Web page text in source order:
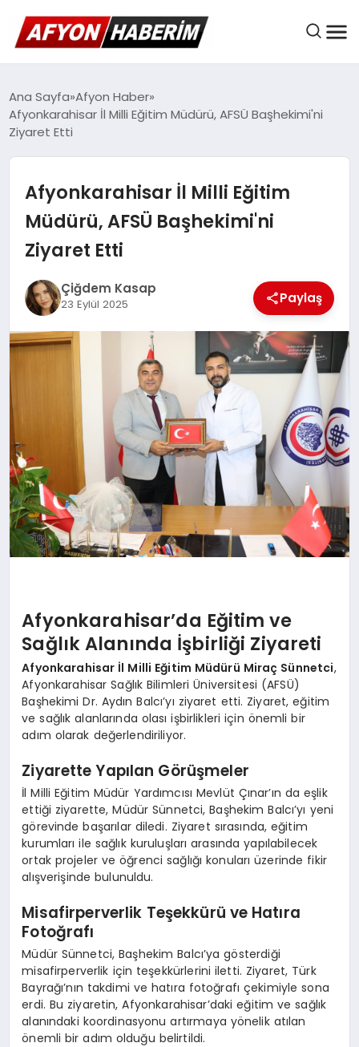
AFYON HABER
GÜNDEM
BELEDIYELER
DÜNYA
MAGAZIN
SAĞLIK
Ana Sayfa Afyon Haber
Afyonkarahisar İl Milli Eğitim Müdürü, AFSÜ Başhekimi'ni
Ziyaret Etti
Afyonkarahisar İl Milli Eğitim
Müdürü, AFSÜ Başhekimi'ni
Ziyaret Etti
Çiğdem Kasap
23 Eylül 2025 Paylaş
Afyonkarahisar’da Eğitim ve
Sağlık Alanında İşbirliği Ziyareti
Afyonkarahisar İl Milli Eğitim Müdürü Miraç Sünnetci,
Afyonkarahisar Sağlık Bilimleri Üniversitesi (AFSÜ)
Başhekimi Dr. Aydın Balcı’yı ziyaret etti. Ziyaret, eğitim
ve sağlık alanlarında olası işbirlikleri için önemli bir
adım olarak değerlendiriliyor.
Ziyarette Yapılan Görüşmeler
İl Milli Eğitim Müdür Yardımcısı Mevlüt Çınar’ın da eşlik
ettiği ziyarette, Müdür Sünnetci, Başhekim Balcı’yı yeni
görevinde başarılar diledi. Ziyaret sırasında, eğitim
kurumları ile sağlık kuruluşları arasında yapılabilecek
ortak projeler ve öğrenci sağlığı konuları üzerinde fikir
alışverişinde bulunuldu.
Misafirperverlik Teşekkürü ve Hatıra
Fotoğrafı
Müdür Sünnetci, Başhekim Balcı’ya gösterdiği
misafirperverlik için teşekkürlerini iletti. Ziyaret, Türk
Bayrağı’nın takdimi ve hatıra fotoğrafı çekimiyle sona
erdi. Bu ziyaretin, Afyonkarahisar’daki eğitim ve sağlık
alanındaki koordinasyonu artırmaya yönelik atılan
önemli bir adım olduğu belirtildi.